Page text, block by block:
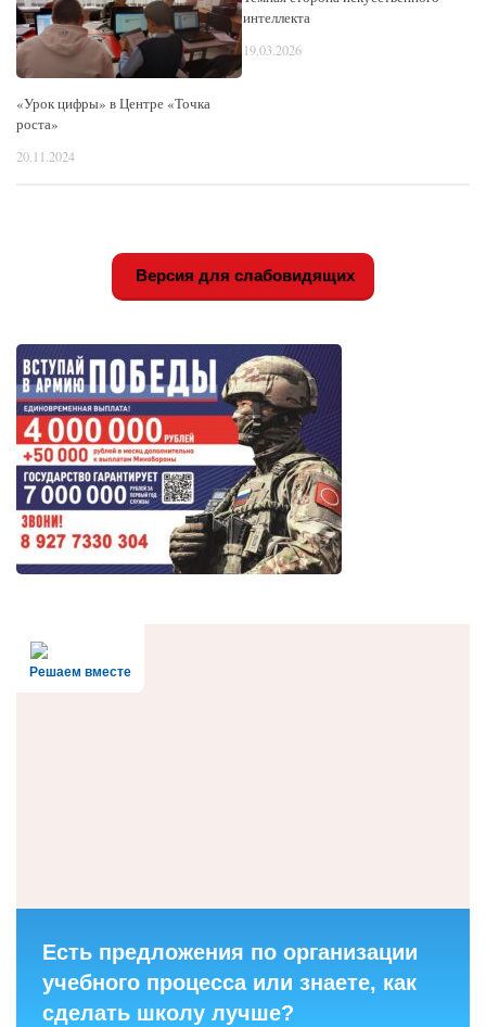
«Урок цифры» в Центре «Точка
роста»
20.11.2024
интеллекта
19.03.2026
Версия для слабовидящих
Решаем вместе
Есть предложения по организации
учебного процесса или знаете, как
сделать школу лучше?